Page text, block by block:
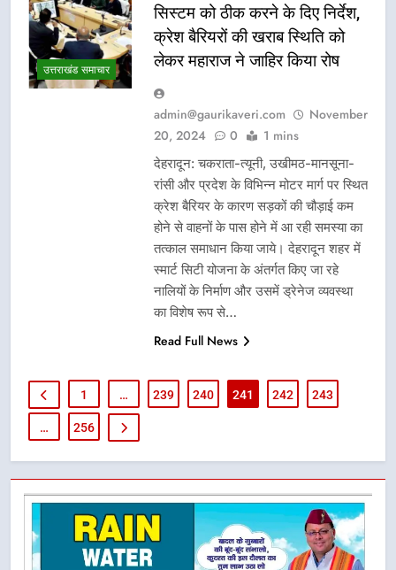
उत्तराखंड समाचार
सिस्टम को ठीक करने के दिए निर्देश,
क्रेश बैरियरों की खराब स्थिति को
लेकर महाराज ने जाहिर किया रोष
admin@gaurikaveri.com
November
20, 2024
0 1 mins
देहरादून: चकराता-त्यूनी, उखीमठ-मानसूना-
रांसी और प्रदेश के विभिन्न मोटर मार्ग पर स्थित
क्रेश बैरियर के कारण सड़कों की चौड़ाई कम
होने से वाहनों के पास होने में आ रही समस्या का
तत्काल समाधान किया जाये। देहरादून शहर में
स्मार्ट सिटी योजना के अंतर्गत किए जा रहे
नालियों के निर्माण और उसमें ड्रेनेज व्यवस्था
का विशेष रूप से…
Read Full News
1 … 239 240 241 242 243
… 256